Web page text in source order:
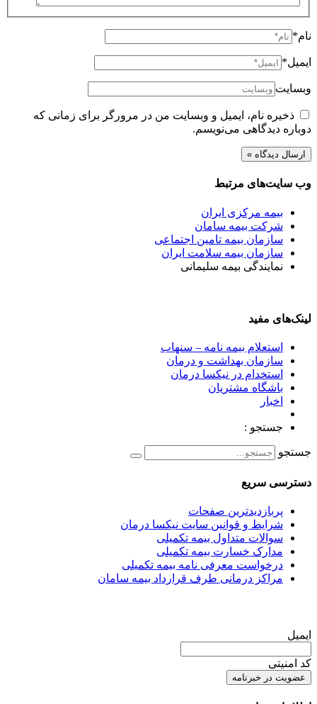
نام*
ایمیل*
وبسایت
ذخیره نام، ایمیل و وبسایت من در مرورگر برای زمانی که
دوباره دیدگاهی می‌نویسم.
وب سایت‌های مرتبط
بیمه مرکزی ایران
شرکت بیمه سامان
سازمان بیمه تامین اجتماعی
سازمان بیمه سلامت ایران
نمایندگی بیمه سلیمانی
لینک‌های مفید
استعلام بیمه نامه – سنهاب
سازمان بهداشت و درمان
استخدام در نیکسا درمان
باشگاه مشتریان
اخبار
جستجو :
جستجو
دسترسی سریع
پربازدیدترین صفحات
شرایط و قوانین سایت نیکسا درمان
سوالات متداول بیمه تکمیلی
مدارک خسارت بیمه تکمیلی
درخواست معرفی نامه بیمه تکمیلی
مراکز درمانی طرف قرارداد بیمه سامان
ایمیل
کد امنیتی